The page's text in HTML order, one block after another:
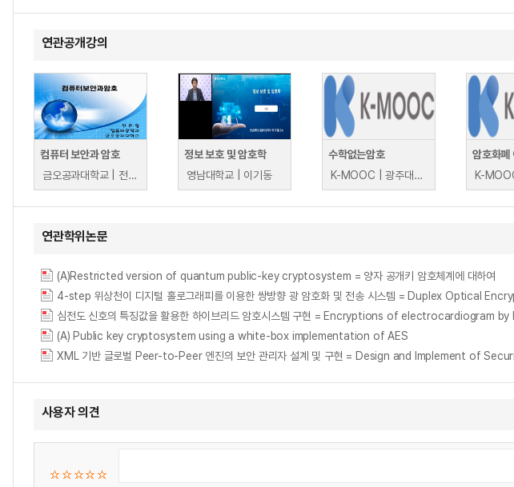
연관공개강의
컴퓨터 보안과 암호
금오공과대학교 | 전준철
정보 보호 및 암호학
영남대학교 | 이기동
수학없는암호
K-MOOC | 광주대학교 전웅렬
암호화폐
연관학위논문
(A)Restricted version of quantum public-key cryptosystem = 양자 공개키 암호체계에 대하여
4-step 위상천이 디지털 홀로그래피를 이용한 쌍방향 광 암호화 및 전송 시스템 = Duplex
심전도 신호의 특징값을 활용한 하이브리드 암호시스템 구현 = Encryptions of
(A) Public key cryptosystem using a white-box implementation of AES
XML 기반 글로벌 Peer-to-Peer 엔진의 보안 관리자 설계 및 구현 = Design and Implement of
사용자 의견